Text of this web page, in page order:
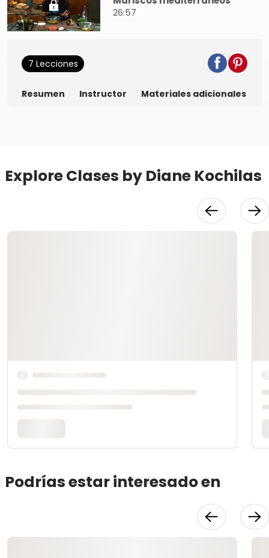
26:57
7 Lecciones
Resumen Instructor Materiales adicionales
Explore Clases by Diane Kochilas
Podrías estar interesado en